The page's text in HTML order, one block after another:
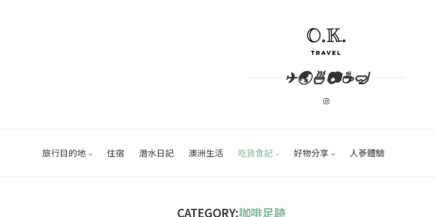
✈🌏🍜📷☕🤿
旅行目的地 住宿 潛水日記 澳洲生活 吃貨食記 好物分享 人蔘體驗
CATEGORY:咖啡足跡